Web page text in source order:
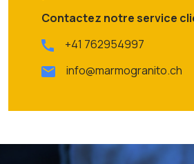
Contactez notre service
+41 762954997
info@marmogranito.ch